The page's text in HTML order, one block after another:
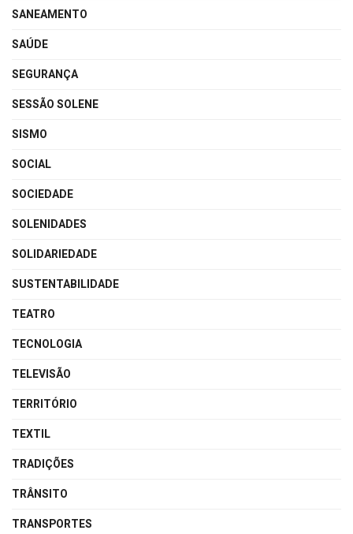
SANEAMENTO
SAÚDE
SEGURANÇA
SESSÃO SOLENE
SISMO
SOCIAL
SOCIEDADE
SOLENIDADES
SOLIDARIEDADE
SUSTENTABILIDADE
TEATRO
TECNOLOGIA
TELEVISÃO
TERRITÓRIO
TEXTIL
TRADIÇÕES
TRÂNSITO
TRANSPORTES